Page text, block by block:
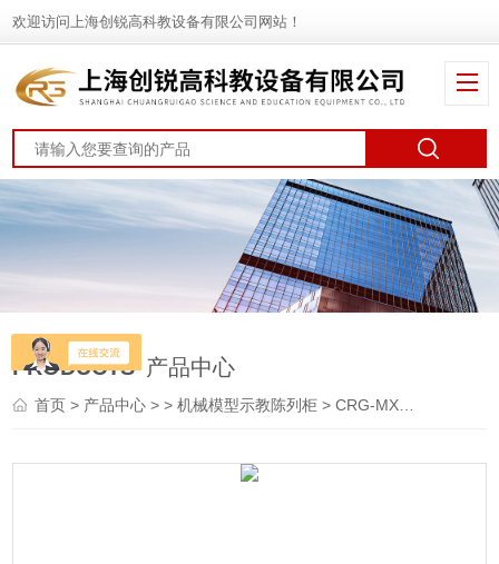
欢迎访问上海创锐高科教设备有限公司网站！
PRODUCTS 产品中心
首页> 产品中心 > >机械模型示教陈列柜 > CRG-MX50机构运动简图测绘模型（50件）